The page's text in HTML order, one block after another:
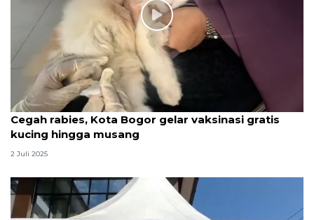
Cegah rabies, Kota Bogor gelar vaksinasi gratis
kucing hingga musang
2 Juli 2025